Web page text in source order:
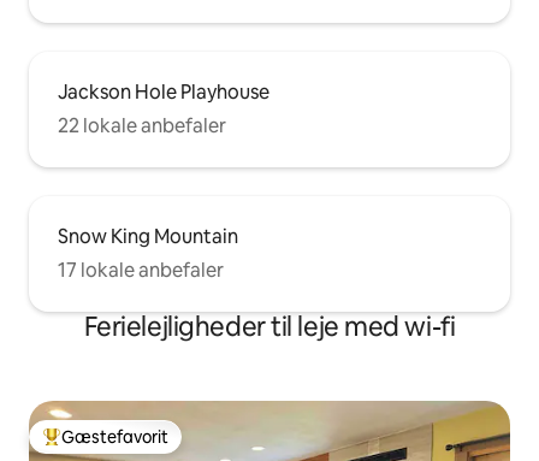
Jackson Hole Playhouse
22 lokale anbefaler
Snow King Mountain
17 lokale anbefaler
Ferielejligheder til leje med wi-fi
Bedste gæstefavorit
Gæstefavorit